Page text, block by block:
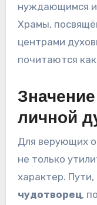
нуждающимся и
Храмы,
центрами
почитаются
личной
Для верующих
не только
характер.
чудотворец,